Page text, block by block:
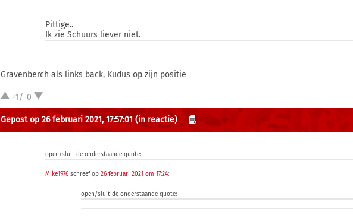
Pittige..
Ik zie Schuurs liever niet.
Gravenberch als links back, Kudus op zijn positie
+1/-0
Gepost op 26 februari 2021, 17:57:01 (in reactie)
open/sluit de onderstaande quote:
Mike1976 schreef op26 februari 2021 om 17:24:
open/sluit de onderstaande quote: